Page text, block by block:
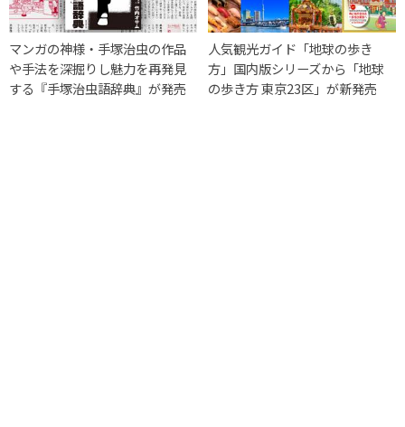
マンガの神様・手塚治虫の作品
や手法を深掘りし魅力を再発見
する『手塚治虫語辞典』が発売
人気観光ガイド「地球の歩き
方」国内版シリーズから「地球
の歩き方 東京23区」が新発売